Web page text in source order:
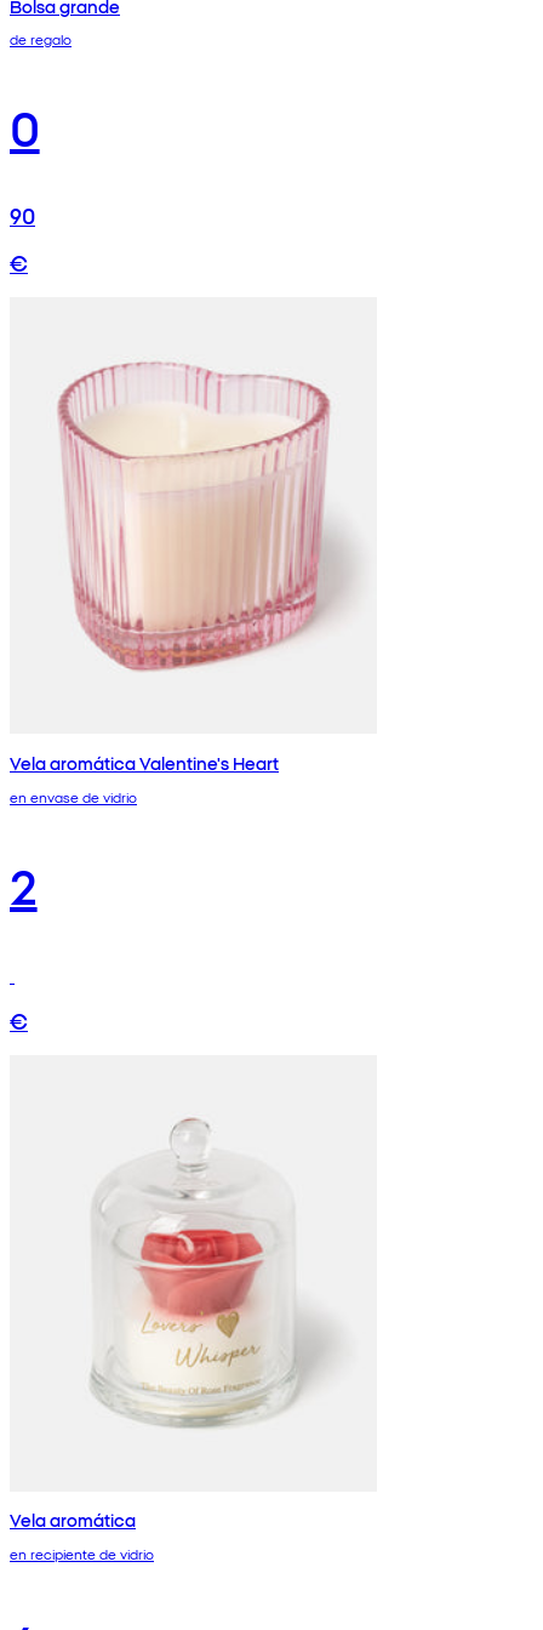
Bolsa grande
de regalo
0
90
€
Vela aromática Valentine's Heart
en envase de vidrio
2
€
Vela aromática
en recipiente de vidrio